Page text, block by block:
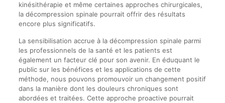
kinésithérapie et même certaines approches chirurgicales,
la décompression spinale pourrait offrir des résultats
encore plus significatifs.
La sensibilisation accrue à la décompression spinale parmi
les professionnels de la santé et les patients est
également un facteur clé pour son avenir. En éduquant le
public sur les bénéfices et les applications de cette
méthode, nous pouvons promouvoir un changement positif
dans la manière dont les douleurs chroniques sont
abordées et traitées. Cette approche proactive pourrait